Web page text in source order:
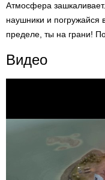
Атмосфера
наушники и погружайся
пределе, ты на грани!
Видео